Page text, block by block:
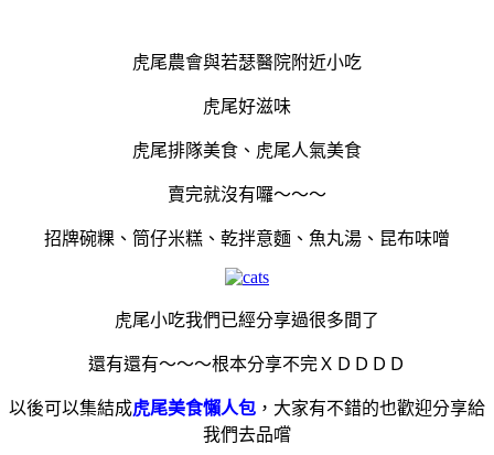
虎尾農會與若瑟醫院附近小吃
虎尾好滋味
虎尾排隊美食、虎尾人氣美食
賣完就沒有囉～～～
招牌碗粿、筒仔米糕、乾拌意麵、魚丸湯、昆布味噌
虎尾小吃我們已經分享過很多間了
還有還有～～～根本分享不完ＸＤＤＤＤ
以後可以集結成虎尾美食懶人包 ，大家有不錯的也歡迎分享給
我們去品嚐